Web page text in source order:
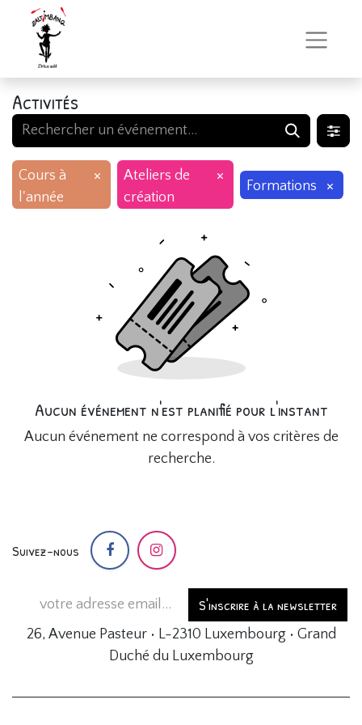
Activités
Cours à
l'année
×
Ateliers de
création
×
Formations ×
Aucun événement n'est planifié pour l'instant
Aucun événement ne correspond à vos critères de
recherche.
Suivez-nous
S'inscrire à la newsletter
26, Avenue Pasteur • L-2310 Luxembourg • Grand
Duché du Luxembourg